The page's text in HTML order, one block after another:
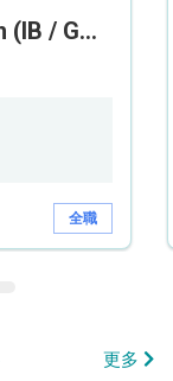
Full Time Teacher of English (IB / GCEAL /IGCSE)
全職
更多